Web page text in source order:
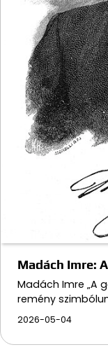
Madách Imre:
Madách Imre „A
remény
2026-05-04